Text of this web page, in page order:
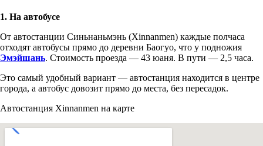
1. На автобусе
От автостанции Синьнаньмэнь (Xinnanmen) каждые полчаса
отходят автобусы прямо до деревни Баогуо, что у подножия
Эмэйшань. Стоимость проезда — 43 юаня. В пути — 2,5 часа.
Это самый удобный вариант — автостанция находится в центре
города, а автобус довозит прямо до места, без пересадок.
Автостанция Xinnanmen на карте